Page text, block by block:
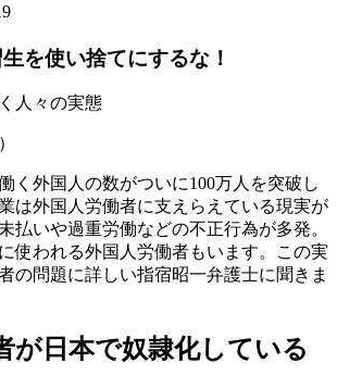
を使い捨てにするな！
人々の実態
く外国人の数がついに100万人を突破し
は外国人労働者に支えらえている現実が
払いや過重労働などの不正行為が多発。
使われる外国人労働者もいます。この実
の問題に詳しい指宿昭一弁護士に聞きま
が日本で奴隷化している